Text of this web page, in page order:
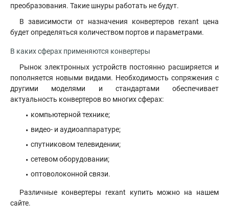
преобразования. Такие шнуры работать не будут.
В зависимости от назначения конвертеров rexant цена
будет определяться количеством портов и параметрами.
В каких сферах применяются конвертеры
Рынок электронных устройств постоянно расширяется и
пополняется новыми видами. Необходимость сопряжения с
другими моделями и стандартами обеспечивает
актуальность конвертеров во многих сферах:
компьютерной технике;
видео- и аудиоаппаратуре;
спутниковом телевидении;
сетевом оборудовании;
оптоволоконной связи.
Различные конвертеры rexant купить можно на нашем
сайте.